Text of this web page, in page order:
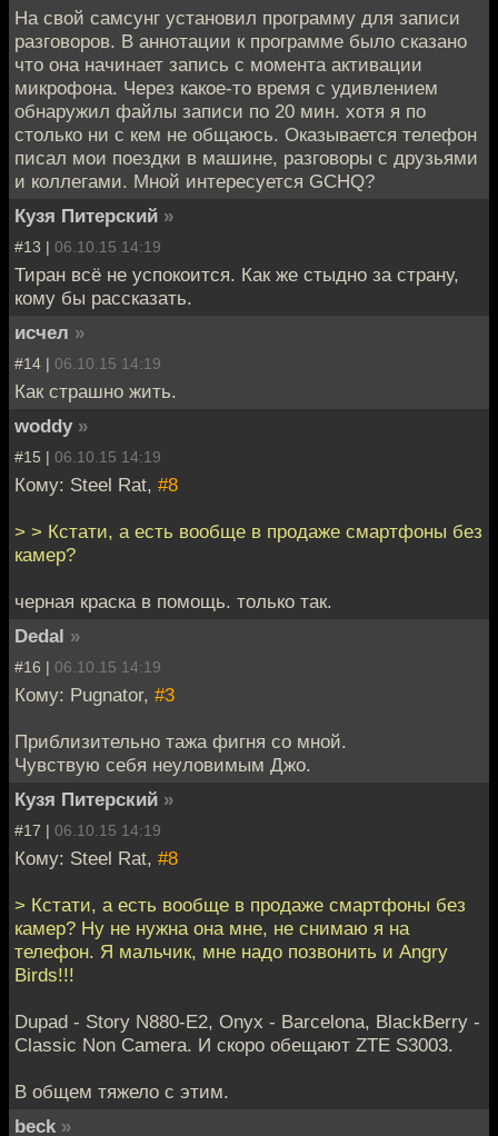
На свой самсунг установил программу для записи
разговоров. В аннотации к программе было сказано
что она начинает запись с момента активации
микрофона. Через какое-то время с удивлением
обнаружил файлы записи по 20 мин. хотя я по
столько ни с кем не общаюсь. Оказывается телефон
писал мои поездки в машине, разговоры с друзьями
и коллегами. Мной интересуется GCHQ?
Кузя Питерский »
#13 | 06.10.15 14:19
Тиран всё не успокоится. Как же стыдно за страну,
кому бы рассказать.
исчел »
#14 | 06.10.15 14:19
Как страшно жить.
woddy »
#15 | 06.10.15 14:19
Кому: Steel Rat, #8
> > Кстати, а есть вообще в продаже смартфоны без
камер?
черная краска в помощь. только так.
Dedal »
#16 | 06.10.15 14:19
Кому: Pugnator, #3
Приблизительно тажа фигня со мной.
Чувствую себя неуловимым Джо.
Кузя Питерский »
#17 | 06.10.15 14:19
Кому: Steel Rat, #8
> Кстати, а есть вообще в продаже смартфоны без
камер? Ну не нужна она мне, не снимаю я на
телефон. Я мальчик, мне надо позвонить и Angry
Birds!!!
Dupad - Story N880-E2, Onyx - Barcelona, BlackBerry -
Classic Non Camera. И скоро обещают ZTE S3003.
В общем тяжело с этим.
beck »